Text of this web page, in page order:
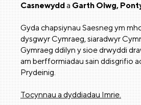
CasnewyddaGarth Olwg,
Gyda chapsiynau Saesneg ym
dysgwyr Cymraeg, siaradwyr
Gymraeg ddilyn y sioe drwyddi
am berfformiadau sain ddisgrifio
Prydeinig.
Tocynnau a dyddiadau Imrie.